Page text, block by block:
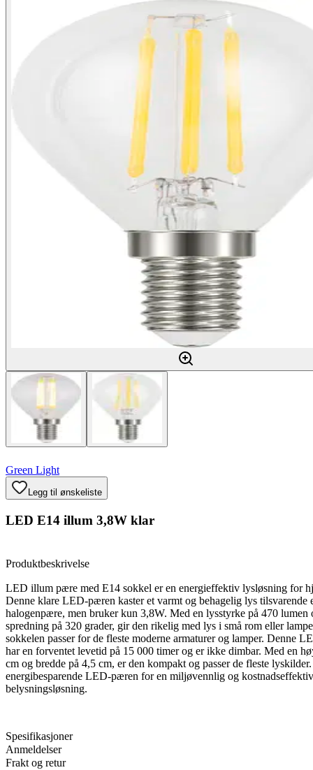
Green Light
Legg til ønskeliste
LED E14 illum 3,8W klar
Produktbeskrivelse
LED illum pære med E14 sokkel er en energieffektiv lysløsning for
Denne klare LED-pæren kaster et varmt og behagelig lys tilsvarende
halogenpære, men bruker kun 3,8W. Med en lysstyrke på 470 lumen
spredning på 320 grader, gir den rikelig med lys i små rom eller
sokkelen passer for de fleste moderne armaturer og lamper. Denne
har en forventet levetid på 15 000 timer og er ikke dimbar. Med en
cm og bredde på 4,5 cm, er den kompakt og passer de fleste
energibesparende LED-pæren for en miljøvennlig og kostnadseffektiv
belysningsløsning.
Spesifikasjoner
Anmeldelser
Frakt og retur